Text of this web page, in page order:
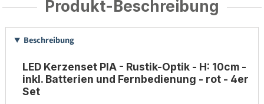
Produkt-Beschreibung
Beschreibung
LED Kerzenset PIA - Rustik-Optik - H: 10cm -
inkl. Batterien und Fernbedienung - rot - 4er
Set